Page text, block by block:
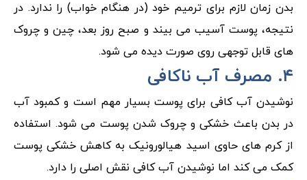
بدن زمان لازم برای ترمیم خود (در هنگام خواب) را ندارد. در
نتیجه، پوست آسیب می بیند و صبح روز بعد، چین و چروک
های قابل توجهی روی صورت دیده می شود.
۴. مصرف آب ناکافی
نوشیدن آب کافی برای پوست بسیار مهم است و کمبود آب
در بدن باعث خشکی و چروک شدن پوست می شود. استفاده
از کرم‌ های حاوی اسید هیالورونیک به کاهش خشکی پوست
کمک می کند اما نوشیدن آب کافی نقش اصلی را دارد.